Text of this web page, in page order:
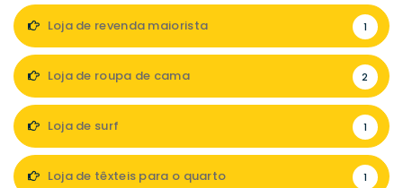
Loja de revenda maiorista 1
Loja de roupa de cama 2
Loja de surf 1
Loja de têxteis para o quarto 1